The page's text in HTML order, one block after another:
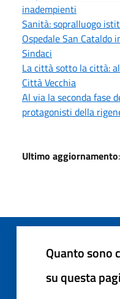
inadempienti
Sanità: sopralluogo
Ospedale San Cataldo
Sindaci
La città sotto la città:
Città Vecchia
Al via la seconda fase
protagonisti della
Ultimo aggiornamento
Quanto sono
su questa